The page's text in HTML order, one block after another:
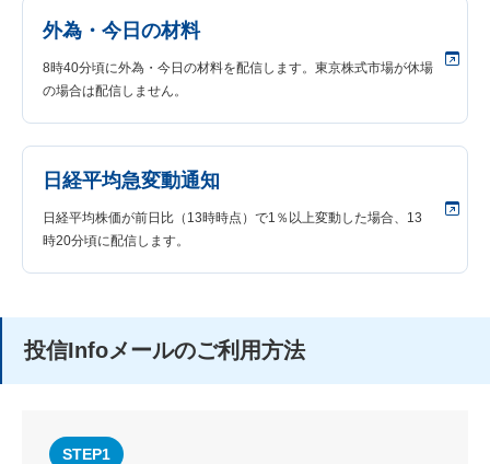
外為・今日の材料
8時40分頃に外為・今日の材料を配信します。東京株式市場が休場
の場合は配信しません。
日経平均急変動通知
日経平均株価が前日比（13時時点）で1％以上変動した場合、13
時20分頃に配信します。
投信Infoメールのご利用方法
STEP1